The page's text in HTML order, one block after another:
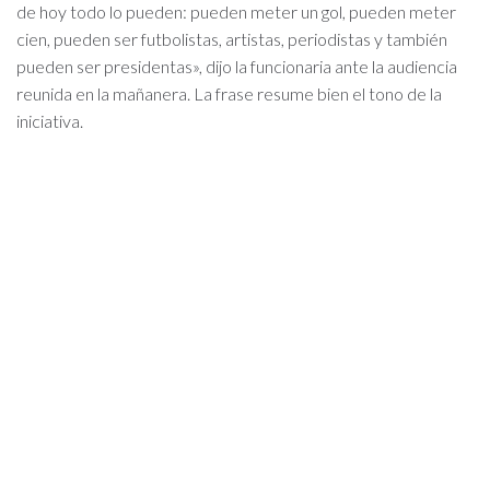
de hoy todo lo pueden: pueden meter un gol, pueden meter
cien, pueden ser futbolistas, artistas, periodistas y también
pueden ser presidentas», dijo la funcionaria ante la audiencia
reunida en la mañanera. La frase resume bien el tono de la
iniciativa.